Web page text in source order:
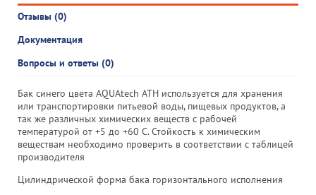
Отзывы (0)
Документация
Вопросы и ответы (0)
Бак синего цвета AQUAtech ATH используется для хранения
или транспортировки питьевой воды, пищевых продуктов, а
так же различных химических веществ с рабочей
температурой от +5 до +60 С. Стойкость к химическим
веществам необходимо проверить в соответствии с таблицей
производителя
Цилиндрической форма бака горизонтального исполнения